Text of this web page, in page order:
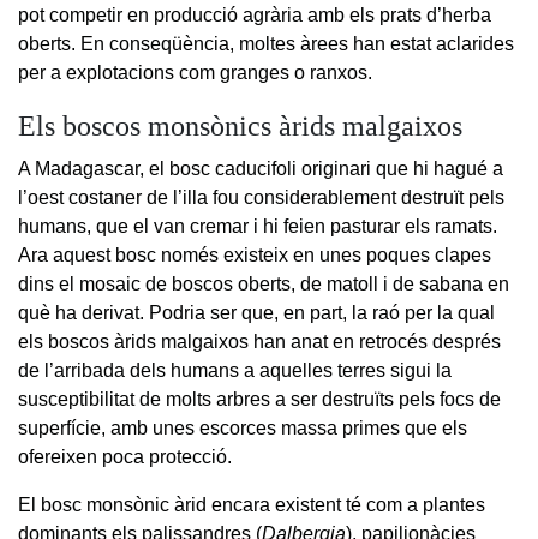
pot competir en producció agrària amb els prats d’herba
oberts. En conseqüència, moltes àrees han estat aclarides
per a explotacions com granges o ranxos.
Els boscos monsònics àrids malgaixos
A Madagascar, el bosc caducifoli originari que hi hagué a
l’oest costaner de l’illa fou considerablement destruït pels
humans, que el van cremar i hi feien pasturar els ramats.
Ara aquest bosc només existeix en unes poques clapes
dins el mosaic de boscos oberts, de matoll i de sabana en
què ha derivat. Podria ser que, en part, la raó per la qual
els boscos àrids malgaixos han anat en retrocés després
de l’arribada dels humans a aquelles terres sigui la
susceptibilitat de molts arbres a ser destruïts pels focs de
superfície, amb unes escorces massa primes que els
ofereixen poca protecció.
El bosc monsònic àrid encara existent té com a plantes
dominants els palissandres (Dalbergia), papilionàcies